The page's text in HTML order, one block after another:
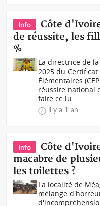
Info
Côte
de réussite, les
%
La directrice de la
2025 du Certificat
Élémentaires
réussite national
faite ce lu...
il y a 1 an
Info
Côte
macabre de
les toilettes ?
La localité de
mélange